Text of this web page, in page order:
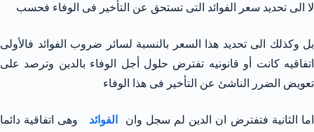
لا الى تحديد سعر الفوائد التى تستحق عن التأخير فى الوفاء فحسب
بل وكذلك الى تحديد هذا السعر بالنسبة لسائر ضروب الفوائد فالأولى
اتفاقيه كانت أو قانونيه تفترض حلول أجل الوفاء بالدين وترصد على
تعويض الضرر الناشئ عن التأخير فى هذا الوفاء
اما الثانية فتفترض ان الدين لم سجل وان الفوائد
وهى اتفاقية دائما